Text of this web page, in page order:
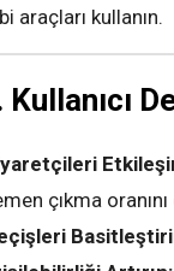
araçları kullanın.
Kullanıcı
çıkma